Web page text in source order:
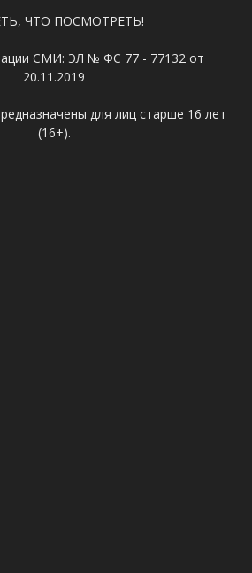
ЧТО ПОСМОТРЕТЬ!
СМИ: ЭЛ № ФС 77 - 77132 от
20.11.2019
для лиц старше 16 лет
(16+).